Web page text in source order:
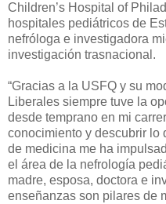
Children’s Hospital of
hospitales pediátricos de
nefróloga e investigadora
investigación trasnacional.
“Gracias a la USFQ y su
Liberales siempre tuve la
desde temprano en mi
conocimiento y descubrir lo
de medicina me ha
el área de la nefrología
madre, esposa, doctora e
enseñanzas son pilares de